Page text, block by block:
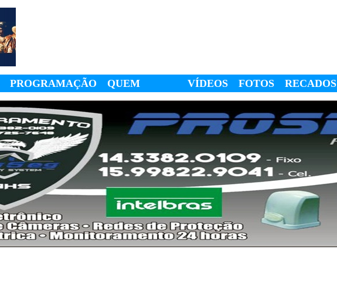
PROGRAMAÇÃO
QUEM
SOMOS
VÍDEOS FOTOS RECADOS